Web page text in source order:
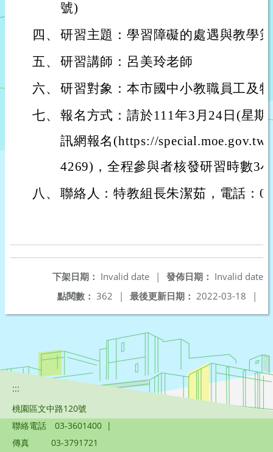
號)
四、 研習主題：學習障礙的處遇與教學
五、 研習講師：呂美玲老師
六、 研習對象：本市國中小教職員工及
七、 報名方式：請於111年3月24日(星
訊網報名(https://
4269)，全程參與者核發研習時數3
八、 聯絡人：特教組長朱潔茹，電話：
發佈日期： Invalid date
下架日期： Invalid date
|
最後更新日期： 2022-03-18 |
點閱數： 362 |
:::
桃園區文中路120號
聯絡電話
03-3601400 |
傳真
03-3791721